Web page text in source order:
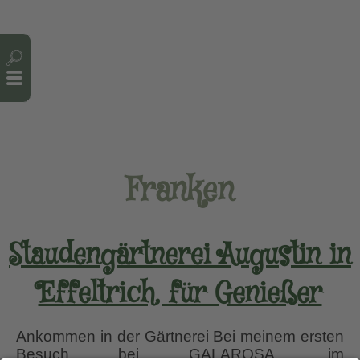
Franken
Staudengärtnerei Augustin in
Effeltrich, für Genießer
Ankommen in der Gärtnerei Bei meinem ersten
Besuch bei GALAROSA, im